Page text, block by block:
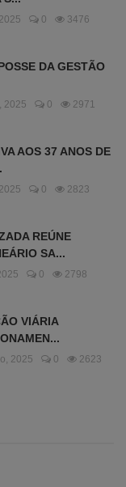
0 3476
DA GESTÃO
2025 0 2971
AOS 37 ANOS DE
0 2823
REÚNE
SA...
0 2798
VIÁRIA
2025 0 2623